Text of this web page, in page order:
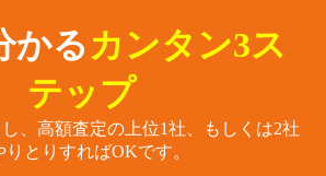
かる カンタン3ス
テップ
、高額査定の上位1社、もしくは2社
りとりすればOKです。